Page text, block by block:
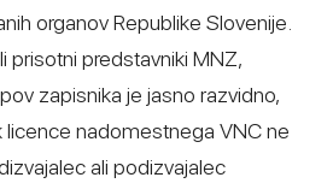
organov Republike Slovenije.
prisotni predstavniki MNZ,
zapisnika je jasno razvidno,
licence nadomestnega VNC ne
ali podizvajalec